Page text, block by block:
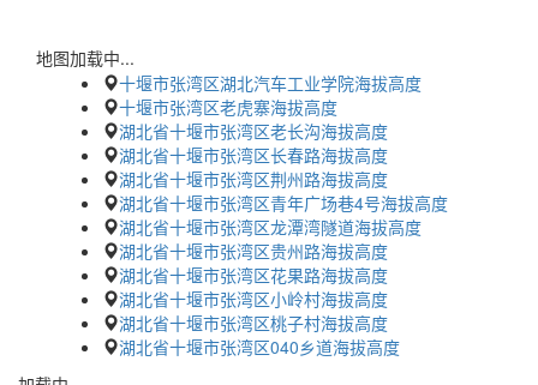
地图加载中...
十堰市张湾区湖北汽车工业学院海拔高度
十堰市张湾区老虎寨海拔高度
湖北省十堰市张湾区老长沟海拔高度
湖北省十堰市张湾区长春路海拔高度
湖北省十堰市张湾区荆州路海拔高度
湖北省十堰市张湾区青年广场巷4号海拔高度
湖北省十堰市张湾区龙潭湾隧道海拔高度
湖北省十堰市张湾区贵州路海拔高度
湖北省十堰市张湾区花果路海拔高度
湖北省十堰市张湾区小岭村海拔高度
湖北省十堰市张湾区桃子村海拔高度
湖北省十堰市张湾区040乡道海拔高度